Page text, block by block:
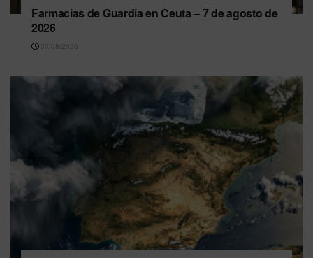
Farmacias de Guardia en Ceuta – 7 de agosto de
2026
07/08/2026